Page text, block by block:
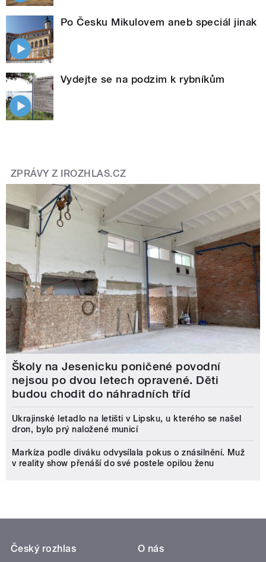
Po Česku Mikulovem aneb speciál jinak
Vydejte se na podzim k rybníkům
ZPRÁVY Z IROZHLAS.CZ
Školy na Jesenicku poničené povodní
nejsou po dvou letech opravené. Děti
budou chodit do náhradních tříd
Ukrajinské letadlo na letišti v Lipsku, u kterého se našel
dron, bylo prý naložené municí
Markíza podle diváku odvysílala pokus o znásilnění. Muž
v reality show přenáší do své postele opilou ženu
Český rozhlas
O nás